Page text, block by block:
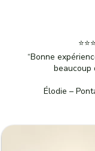
“Bonne
beaucoup
Élodie –